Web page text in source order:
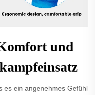
und
es ein angenehmes Gefühl